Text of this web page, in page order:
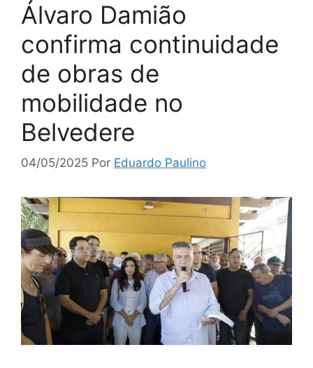
Álvaro Damião
confirma continuidade
de obras de
mobilidade no
Belvedere
04/05/2025 Por Eduardo Paulino